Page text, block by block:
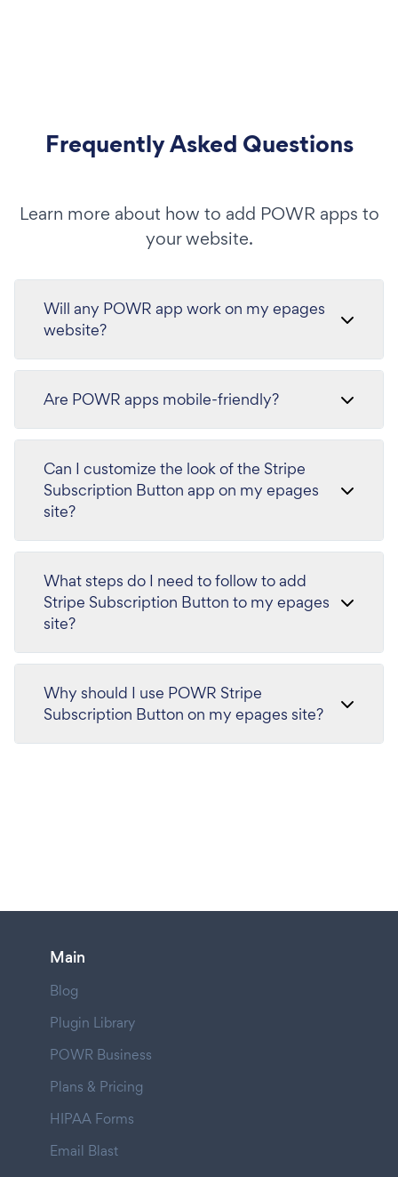
Frequently Asked Questions
Learn more about how to add POWR apps to
your website.
Will any POWR app work on my epages
website?
Are POWR apps mobile-friendly?
Can I customize the look of the Stripe
Subscription Button app on my epages
site?
What steps do I need to follow to add
Stripe Subscription Button to my epages
site?
Why should I use POWR Stripe
Subscription Button on my epages site?
Main
Blog
Plugin Library
POWR Business
Plans & Pricing
HIPAA Forms
Email Blast